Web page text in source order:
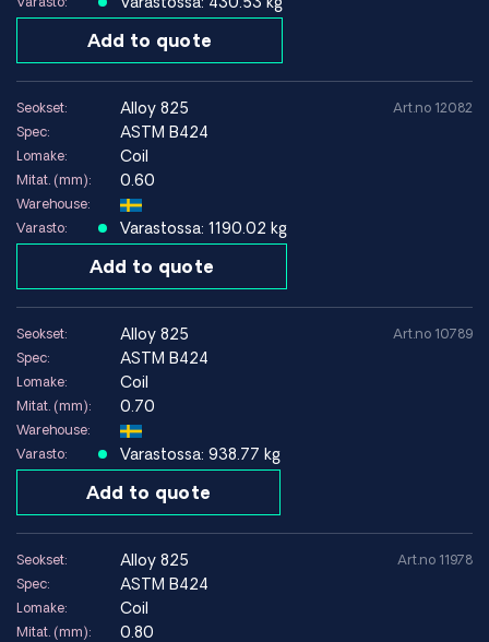
Myötöraja (0,2 %) ~220–310 MPa
Tiheys
Elastisuusmoduuli
Suositeltu
enimmäisarvo
lämpötila
≤540°C
Hitsauskyky
Erittäin hyvä – suositeltava
lisäainemateriaali INCOLOY®
Maailmanlaajuisen luotettavien toimittajien verkostomme
ansiosta tarjoamme räätälöityjä ratkaisuja ja nopean
pääsyn tarpeisiisi sopivaan nikkelipohjaiseen seokseen.
Ota meihin yhteyttä, jos tarvitset teknistä neuvontaa tai
tarjouksen – autamme sinua löytämään oikean materiaalin
sovellukseesi.
Add to quote
Seokset: alloy 825
Spec: ASTM B424
Lomake: Coil
Mitat. (mm): 0.60
Warehouse:
Varasto:
Varastossa: 1190.02 kg
Add to quote
Art.no 12082
Seokset: alloy 825
Spec: ASTM B424
Lomake: Coil
Mitat. (mm): 0.70
Warehouse:
Varasto:
Varastossa: 938.77 kg
Add to quote
Art.no 10789
Seokset: alloy 825
Spec: ASTM B424
Lomake: Coil
Mitat. (mm): 0.80
Art.no 11978